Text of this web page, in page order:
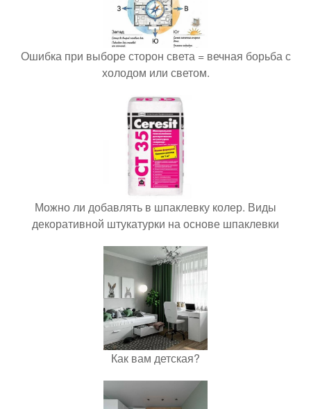
Ошибка при выборе сторон света = вечная борьба с
холодом или светом.
Можно ли добавлять в шпаклевку колер. Виды
декоративной штукатурки на основе шпаклевки
Как вам детская?